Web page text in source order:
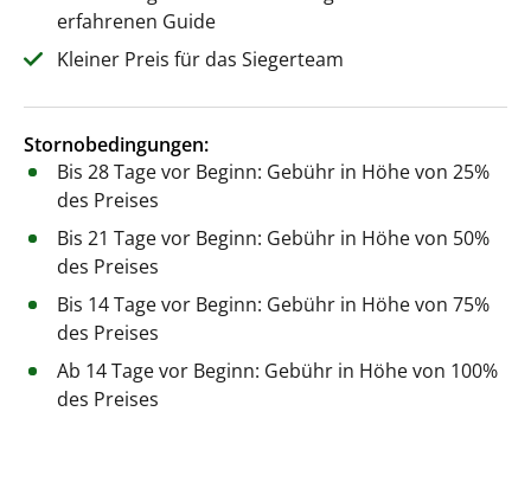
erfahrenen Guide
Kleiner Preis für das Siegerteam
Stornobedingungen:
Bis 28 Tage vor Beginn: Gebühr in Höhe von 25%
des Preises
Bis 21 Tage vor Beginn: Gebühr in Höhe von 50%
des Preises
Bis 14 Tage vor Beginn: Gebühr in Höhe von 75%
des Preises
Ab 14 Tage vor Beginn: Gebühr in Höhe von 100%
des Preises